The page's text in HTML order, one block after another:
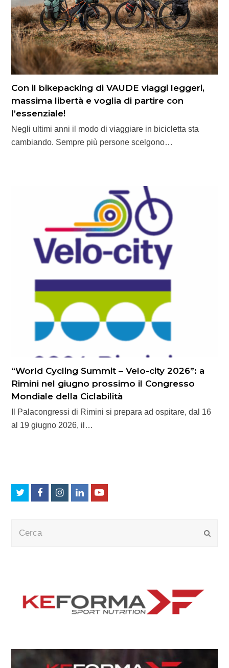
Con il bikepacking di VAUDE viaggi leggeri,
massima libertà e voglia di partire con
l’essenziale!
Negli ultimi anni il modo di viaggiare in bicicletta sta
cambiando. Sempre più persone scelgono…
“World Cycling Summit – Velo-city 2026”: a
Rimini nel giugno prossimo il Congresso
Mondiale della Ciclabilità
Il Palacongressi di Rimini si prepara ad ospitare, dal 16
al 19 giugno 2026, il…
TwitterFacebookInstagram
LinkedInYoutube